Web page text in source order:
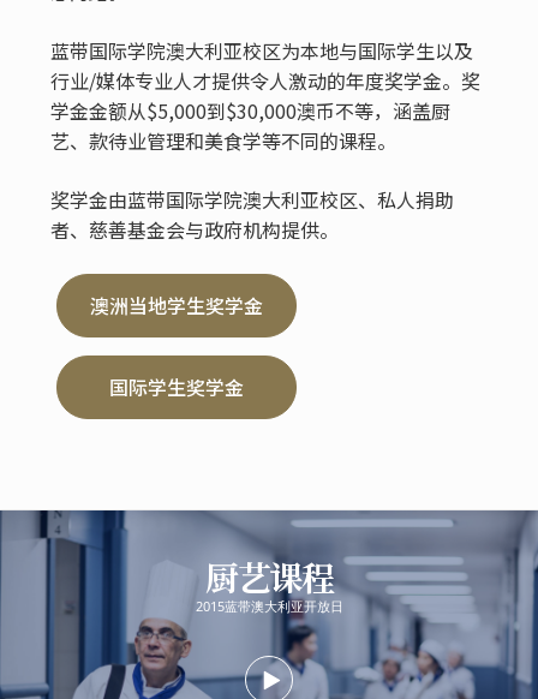
蓝带国际学院澳大利亚校区为本地与国际学生以及
行业/媒体专业人才提供令人激动的年度奖学金。奖
学金金额从$5,000到$30,000澳币不等，涵盖厨
艺、款待业管理和美食学等不同的课程。
奖学金由蓝带国际学院澳大利亚校区、私人捐助
者、慈善基金会与政府机构提供。
澳洲当地学生奖学金
国际学生奖学金
厨艺课程
2015蓝带澳大利亚开放日